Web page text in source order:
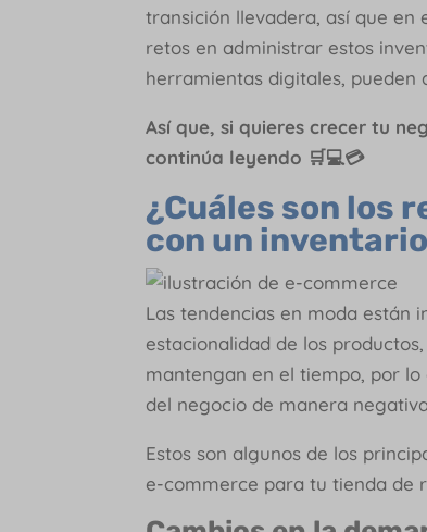
transición llevadera, así que en
retos en administrar estos
herramientas digitales,
Así que, si quieres crecer tu
continúa leyendo 🛒💻💳
¿Cuáles son los
con un
Las tendencias en moda están
estacionalidad de los
mantengan en el tiempo, por
del negocio de manera
Estos son algunos de los
e-commerce para tu tienda de